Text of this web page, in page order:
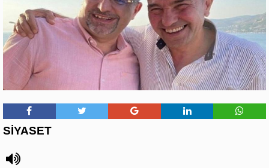
SİYASET